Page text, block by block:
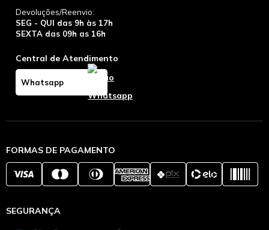
Devoluções/Reenvio:
SEG - QUI das 9h às 17h
SEXTA das 09h as 16h
Central de Atendimento
Whatsapp
FORMAS DE PAGAMENTO
SEGURANÇA